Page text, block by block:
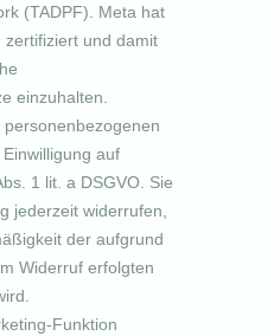
(TADPF). Meta hat
zertifiziert und damit
einzuhalten.
auf
1 lit. a DSGVO. Sie
jederzeit widerrufen,
der aufgrund
Widerruf erfolgten
Funktion